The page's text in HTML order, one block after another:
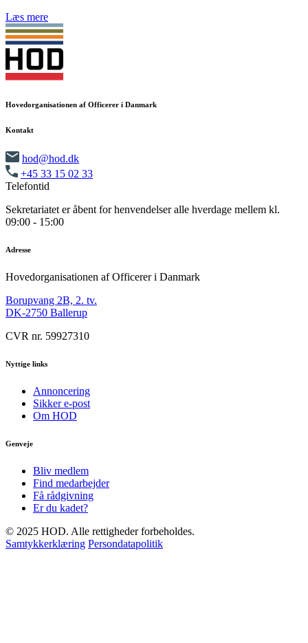
Læs mere
Hovedorganisationen af Officerer i Danmark
Kontakt
hod@hod.dk
+45 33 15 02 33
Telefontid
Sekretariatet er åbent for henvendelser alle hverdage mellem kl.
09:00 - 15:00
Adresse
Hovedorganisationen af Officerer i Danmark
Borupvang 2B, 2. tv.
DK-2750 Ballerup
CVR nr. 59927310
Nyttige links
Annoncering
Sikker e-post
Om HOD
Genveje
Bliv medlem
Find medarbejder
Få rådgivning
Er du kadet?
© 2025 HOD. Alle rettigheder forbeholdes.
Samtykkerklæring Persondatapolitik